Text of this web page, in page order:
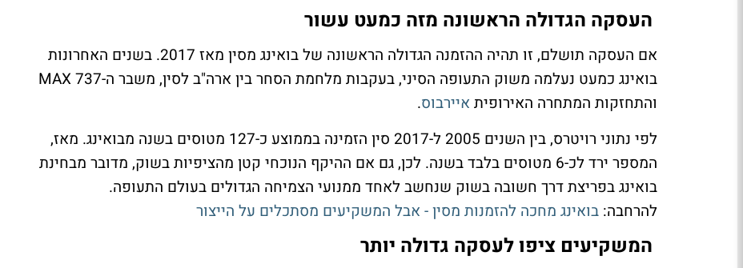
העסקה הגדולה הראשונה מזה כמעט עשור
אם העסקה תושלם, זו תהיה ההזמנה הגדולה הראשונה של בואינג מסין מאז 2017. בשנים האחרונות
בואינג כמעט נעלמה משוק התעופה הסיני, בעקבות מלחמת הסחר בין ארה"ב לסין, משבר ה-737 MAX
והתחזקות המתחרה האירופית איירבוס.
לפי נתוני רויטרס, בין השנים 2005 ל-2017 סין הזמינה בממוצע כ-127 מטוסים בשנה מבואינג. מאז,
המספר ירד לכ-6 מטוסים בלבד בשנה. לכן, גם אם ההיקף הנוכחי קטן מהציפיות בשוק, מדובר מבחינת
בואינג בפריצת דרך חשובה בשוק שנחשב לאחד ממנועי הצמיחה הגדולים בעולם התעופה.
להרחבה: בואינג מחכה להזמנות מסין - אבל המשקיעים מסתכלים על הייצור
המשקיעים ציפו לעסקה גדולה יותר